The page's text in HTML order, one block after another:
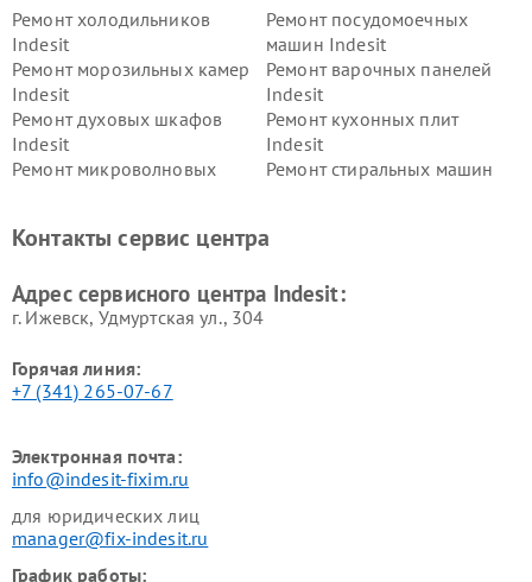
Ремонт холодильников
Indesit
Ремонт посудомоечных
машин Indesit
Ремонт морозильных камер
Indesit
Ремонт варочных панелей
Indesit
Ремонт духовых шкафов
Indesit
Ремонт кухонных плит
Indesit
Ремонт микроволновых
Ремонт стиральных машин
Indesit
Indesit
Контакты сервис центра
Адрес сервисного центра Indesit:
г. Ижевск, Удмуртская ул., 304
Горячая линия:
+7 (341) 265-07-67
Электронная почта:
info@indesit-fixim.ru
для юридических лиц
manager@fix-indesit.ru
График работы: